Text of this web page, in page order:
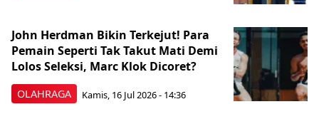
OLAHRAGA
John Herdman Bikin Terkejut! Para
Pemain Seperti Tak Takut Mati Demi
Lolos Seleksi, Marc Klok Dicoret?
Kamis, 16 Jul 2026 - 14:36